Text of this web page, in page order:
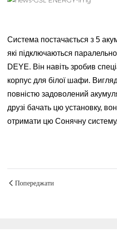
Система постачається з 5
які підключаються
DEYE. Він навіть зробив
корпус для білої шафи.
повністю задоволений
друзі бачать цю установку,
отримати цю Сонячну систему.
Попереджати